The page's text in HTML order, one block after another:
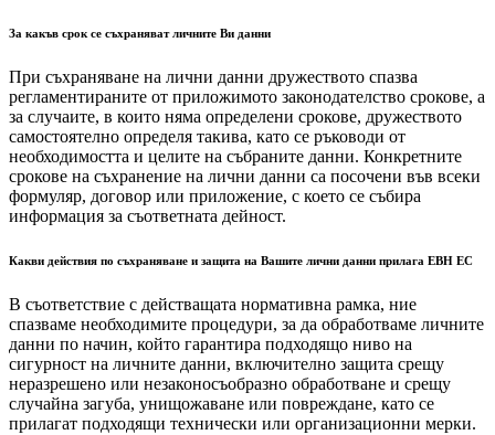
За какъв срок се съхраняват личните Ви данни
При съхраняване на лични данни дружеството спазва
регламентираните от приложимото законодателство срокове, а
за случаите, в които няма определени срокове, дружеството
самостоятелно определя такива, като се ръководи от
необходимостта и целите на събраните данни. Конкретните
срокове на съхранение на лични данни са посочени във всеки
формуляр, договор или приложение, с което се събира
информация за съответната дейност.
Какви действия по съхраняване и защита на Вашите лични данни прилага ЕВН ЕС
В съответствие с действащата нормативна рамка, ние
спазваме необходимите процедури, за да обработваме личните
данни по начин, който гарантира подходящо ниво на
сигурност на личните данни, включително защита срещу
неразрешено или незаконосъобразно обработване и срещу
случайна загуба, унищожаване или повреждане, като се
прилагат подходящи технически или организационни мерки.